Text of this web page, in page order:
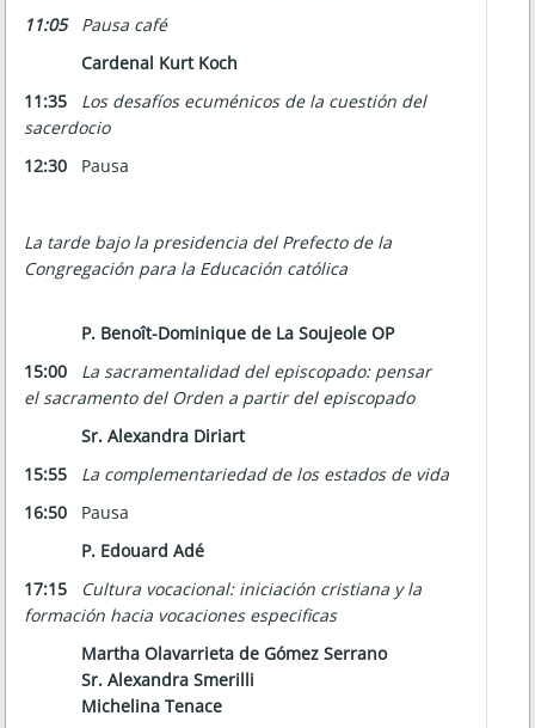
11:05Pausa café
Cardenal Kurt Koch
11:35 Los desafíos ecuménicos de la cuestión del
sacerdocio
12:30
Pausa
La tarde bajo la presidencia del Prefecto de la
Congregación para la Educación católica
P. Benoît-Dominique de La Soujeole OP
15:00 La sacramentalidad del episcopado: pensar
el sacramento del Orden a partir del episcopado
Sr. Alexandra Diriart
15:55 La complementariedad de los estados de vida
16:50
Pausa
P. Edouard Adé
17:15 Cultura vocacional: iniciación cristiana y la
formación hacia vocaciones especificas
Martha Olavarrieta de Gómez Serrano
Sr. Alexandra Smerilli
Michelina Tenace